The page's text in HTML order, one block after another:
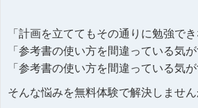
「計画を立ててもその通りに勉強でき
「参考書の使い方を間違っている気が
「参考書の使い方を間違っている気が
そんな悩みを無料体験で解決しません